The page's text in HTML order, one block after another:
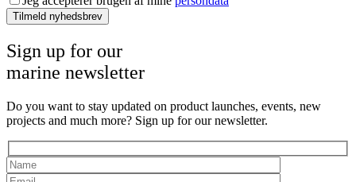
Tilmeld nyhedsbrev
Sign up for our
marine newsletter
Do you want to stay updated on product launches, events, new
projects and much more? Sign up for our newsletter.